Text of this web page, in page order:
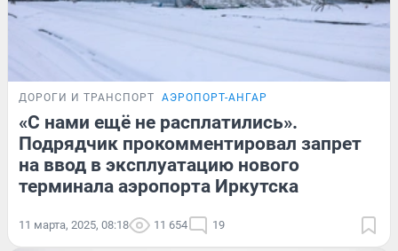
ДОРОГИ И ТРАНСПОРТ АЭРОПОРТ-АНГАР
«С нами ещё не расплатились».
Подрядчик прокомментировал запрет
на ввод в эксплуатацию нового
терминала аэропорта Иркутска
11 марта, 2025, 08:18 11 654 19